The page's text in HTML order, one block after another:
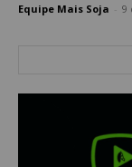
Equipe Mais Soja 9